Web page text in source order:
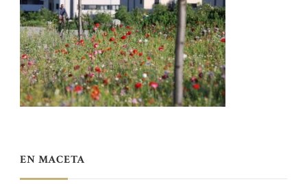
EN MACETA